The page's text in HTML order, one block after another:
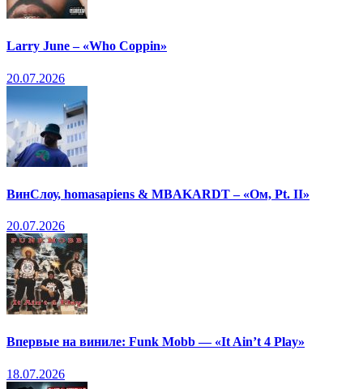
Larry June – «Who Coppin»
20.07.2026
ВинСлоу, homasapiens & MBAKARDT – «Ом, Pt. II»
20.07.2026
Впервые на виниле: Funk Mobb — «It Ain’t 4 Play»
18.07.2026